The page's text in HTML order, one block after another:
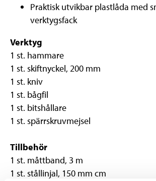
Praktisk utvikbar plastlåda med
verktygsfack
Verktyg
1 st. hammare
1 st. skiftnyckel, 200 mm
1 st. kniv
1 st. bågfil
1 st. bitshållare
1 st. spärrskruvmejsel
Tillbehör
1 st. måttband, 3 m
1 st. stållinjal, 150 mm cm